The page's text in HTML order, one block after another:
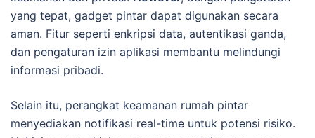
yang tepat, gadget pintar dapat digunakan secara
aman. Fitur seperti enkripsi data, autentikasi ganda,
dan pengaturan izin aplikasi membantu melindungi
informasi pribadi.
Selain itu, perangkat keamanan rumah pintar
menyediakan notifikasi real-time untuk potensi risiko.